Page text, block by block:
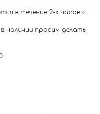
в течение 2-х часов с
наличии просим делать